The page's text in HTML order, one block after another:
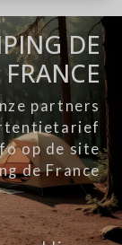
DE
FRANCE
partners
op de site
de France